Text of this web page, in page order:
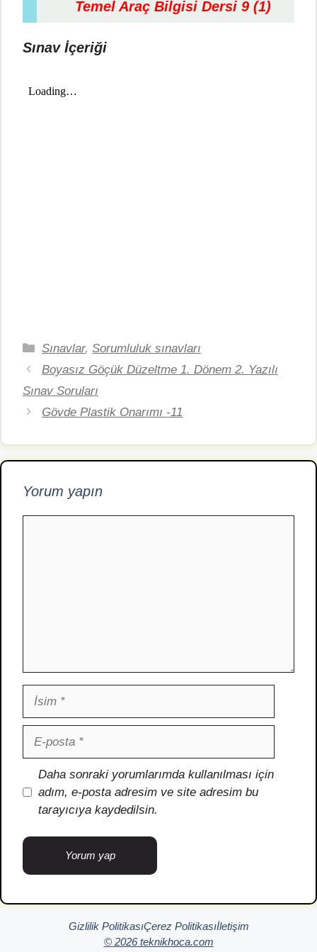
Temel Araç Bilgisi Dersi 9 (1)
Sınav İçeriği
Kategoriler
Sınavlar,Sorumluluk sınavları
Boyasız Göçük Düzeltme 1. Dönem 2. Yazılı
Sınav Soruları
Gövde Plastik Onarımı -11
Yorum yapın
İsim
posta
İnternet
sitesi
Daha sonraki yorumlarımda kullanılması için
adım, e-posta adresim ve site adresim bu
tarayıcıya kaydedilsin.
© 2026 teknikhoca.com
Gizlilik PolitikasıÇerez Politikasıİletişim